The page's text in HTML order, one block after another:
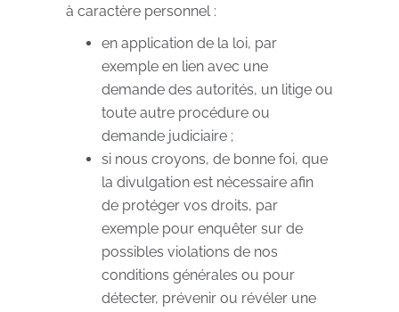
à caractère personnel :
en application de la loi, par
exemple en lien avec une
demande des autorités, un litige ou
toute autre procédure ou
demande judiciaire ;
si nous croyons, de bonne foi, que
la divulgation est nécessaire afin
de protéger vos droits, par
exemple pour enquêter sur de
possibles violations de nos
conditions générales ou pour
détecter, prévenir ou révéler une